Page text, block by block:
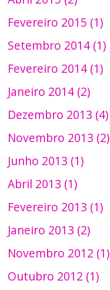
Fevereiro 2015 (1)
Setembro 2014 (1)
Fevereiro 2014 (1)
Janeiro 2014 (2)
Dezembro 2013 (4)
Novembro 2013 (2)
Junho 2013 (1)
Abril 2013 (1)
Fevereiro 2013 (1)
Janeiro 2013 (2)
Novembro 2012 (1)
Outubro 2012 (1)